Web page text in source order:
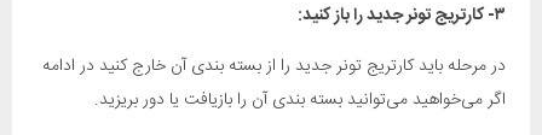
۳- کارتریج تونر جدید را باز کنید:
در مرحله باید کارتریج تونر جدید را از بسته بندی آن خارج کنید در ادامه
اگر ‌می‌خواهید ‌می‌توانید بسته بندی آن را بازیافت یا دور بریزید.